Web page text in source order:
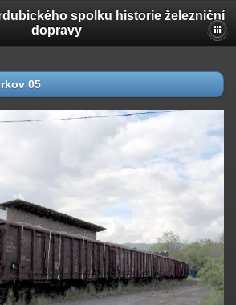
spolku historie železniční
dopravy
05